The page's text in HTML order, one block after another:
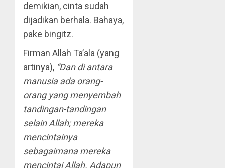
demikian, cinta sudah
dijadikan berhala. Bahaya,
pake bingitz.
Firman Allah Ta’ala (yang
artinya), “Dan di antara
manusia ada orang-
orang yang menyembah
tandingan-tandingan
selain Allah; mereka
mencintainya
sebagaimana mereka
mencintai Allah. Adapun